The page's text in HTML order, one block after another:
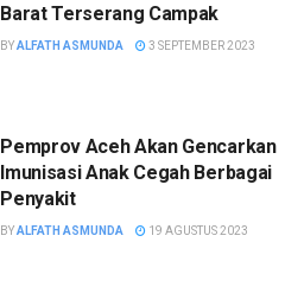
Barat Terserang Campak
BYALFATH ASMUNDA 3 SEPTEMBER 2023
Pemprov Aceh Akan Gencarkan
Imunisasi Anak Cegah Berbagai
Penyakit
BYALFATH ASMUNDA 19 AGUSTUS 2023